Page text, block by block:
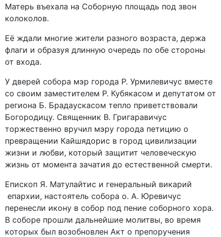
Матерь въехала на Соборную площадь под звон
колоколов.
Её ждали многие жители разного возраста, держа
флаги и образуя длинную очередь по обе стороны
от входа.
У дверей собора мэр города Р. Урмилевичус вместе
со своим заместителем Р. Кубякасом и депутатом от
региона Б. Брадаускасом тепло приветствовали
Богородицу. Священник В. Григаравичус
торжественно вручил мэру города петицию о
превращении Кайшядорис в город цивилизации
жизни и любви, который защитит человеческую
жизнь от момента зачатия до естественной смерти.
Епископ Я. Матулайтис и генеральный викарий
епархии, настоятель собора о. А. Юревичус
перенесли икону в собор под пение соборного хора.
В соборе прошли дальнейшие молитвы, во время
которых был возобновлен Акт о препоручения